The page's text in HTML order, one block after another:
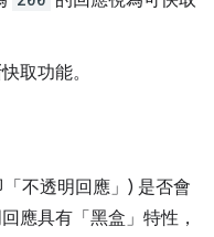
取功能。
不透明回應」 ) 是否會
應具有「黑盒」特性，